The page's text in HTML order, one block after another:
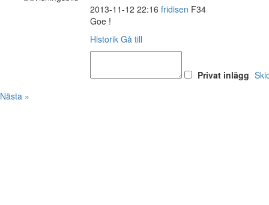
2013-11-12 22:16 fridisen F34
Goe !
Historik Gå till
Privat inlägg
Nästa »